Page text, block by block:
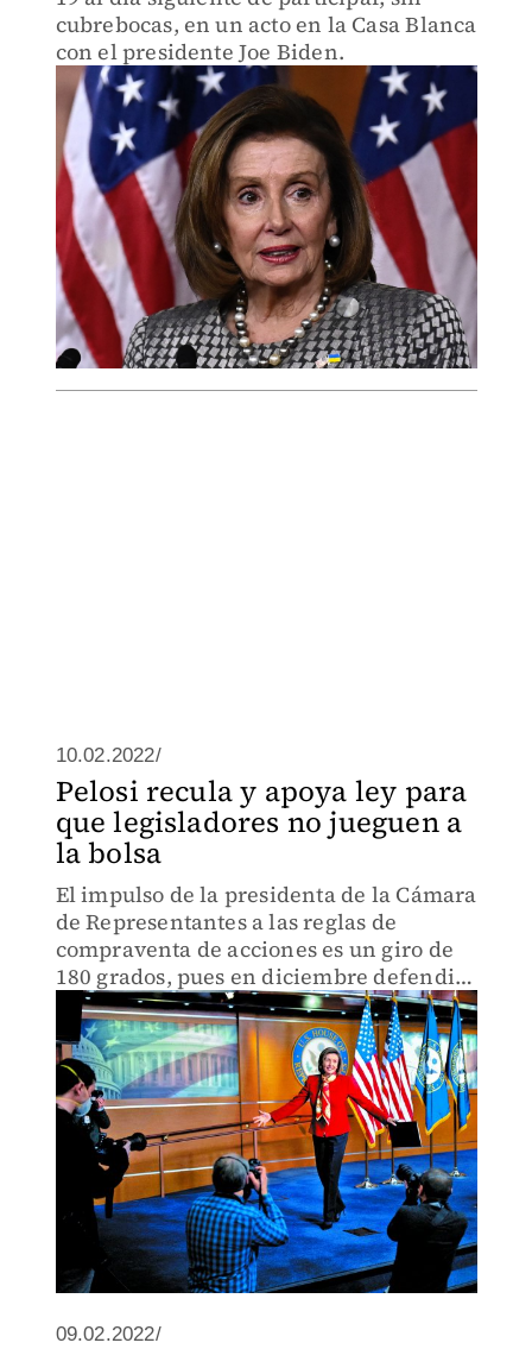
cubrebocas, en un acto en la Casa Blanca
con el presidente Joe Biden.
10.02.2022/
Pelosi recula y apoya ley para
que legisladores no jueguen a
la bolsa
El impulso de la presidenta de la Cámara
de Representantes a las reglas de
compraventa de acciones es un giro de
180 grados, pues en diciembre defendió
la “economía de libre mercado” en EU
09.02.2022/